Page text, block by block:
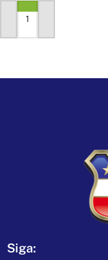
ADICIONAR AO CARRINHO
Siga: